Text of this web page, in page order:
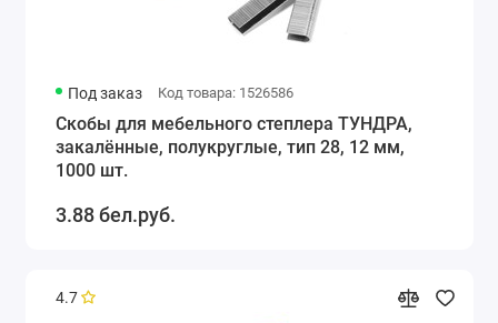
Под заказ Код товара: 1526586
Скобы для мебельного степлера ТУНДРА,
закалённые, полукруглые, тип 28, 12 мм,
1000 шт.
3.88 бел.руб.
4.7